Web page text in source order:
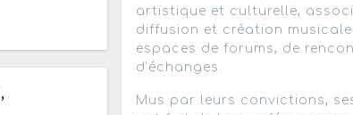
artistique et culturelle,
diffusion et création
espaces de forums, de
d’échanges.
Mus par leurs convictions,